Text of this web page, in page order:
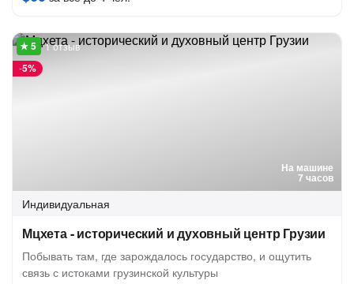
На машине
7 часов
-5%
1 отзыв
Индивидуальная
Мцхета - исторический и духовный центр Грузии
Побывать там, где зарождалось государство, и ощутить
связь с истоками грузинской культуры